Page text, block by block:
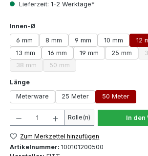
Lieferzeit: 1-2 Werktage*
Innen-Ø
6 mm
8 mm 9 mm 10 mm 12
13 mm
16 mm 19 mm 25 mm
38 mm
(Diese Option ist zurzeit nicht verfügbar.)
50 mm
(Diese Option ist zurzeit nicht
Längeauswählen
Meterware
25 Meter 50 Meter
Produkt Anzahl: Gib den
Rolle(n) In den
Zum Merkzettel hinzufügen
Artikelnummer: 100101200500